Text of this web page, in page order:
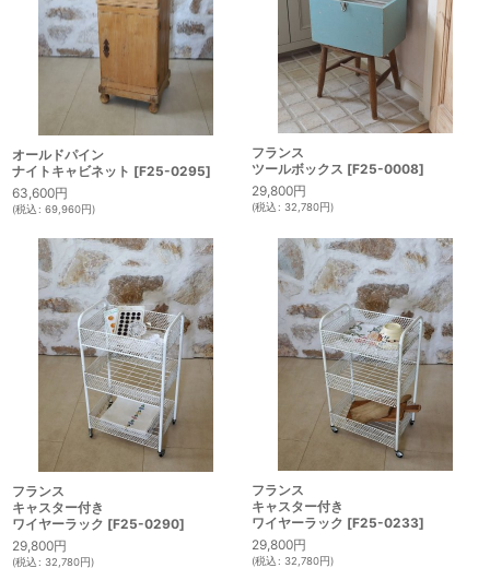
オールドパイン
ナイトキャビネット [F25-0295]
63,600円
(税込: 69,960円)
フランス
ツールボックス [F25-0008]
29,800円
(税込: 32,780円)
フランス
キャスター付き
ワイヤーラック [F25-0290]
29,800円
(税込: 32,780円)
フランス
キャスター付き
ワイヤーラック [F25-0233]
29,800円
(税込: 32,780円)